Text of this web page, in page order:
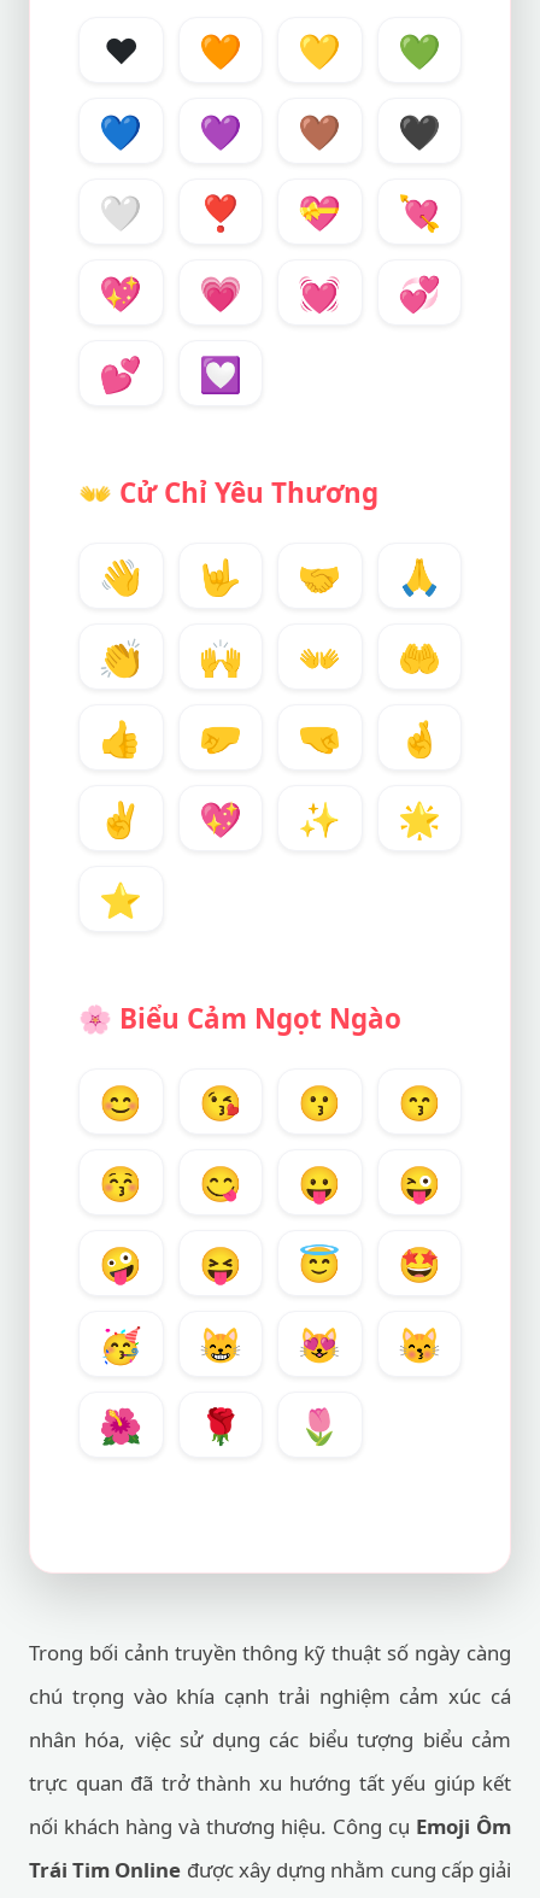
❤️ 🧡 💛
💚
💙
💜 🤎
🖤
🤍
❣️ 💝
💘
💖
💗 💓
💞
💕
💟
👐 Cử Chỉ Yêu Thương
👋 🤟 🤝
🙏
👏
🙌 👐
🤲
👍
🤛 🤜
🤞
✌️
💖 ✨
🌟
⭐
🌸 Biểu Cảm Ngọt Ngào
😊 😘 😗
😙
😚
😋 😛
😜
🤪
😝 😇
🤩
🥳
😸 😻
😽
🌺
🌹 🌷
Trong bối cảnh truyền thông kỹ thuật số ngày càng
chú trọng vào khía cạnh trải nghiệm cảm xúc cá
nhân hóa, việc sử dụng các biểu tượng biểu cảm
trực quan đã trở thành xu hướng tất yếu giúp kết
nối khách hàng và thương hiệu. Công cụ Emoji Ôm
Trái Tim Online được xây dựng nhằm cung cấp giải